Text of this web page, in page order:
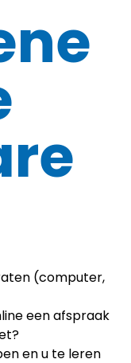
(computer,
een afspraak
en u te leren